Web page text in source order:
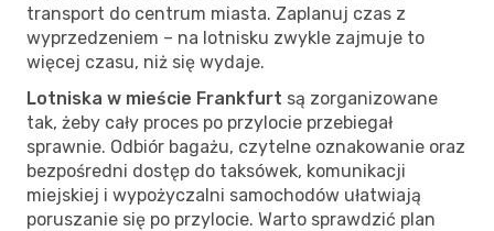
transport do centrum miasta. Zaplanuj czas z
wyprzedzeniem – na lotnisku zwykle zajmuje to
więcej czasu, niż się wydaje.
Lotniska w mieście Frankfurt są zorganizowane
tak, żeby cały proces po przylocie przebiegał
sprawnie. Odbiór bagażu, czytelne oznakowanie oraz
bezpośredni dostęp do taksówek, komunikacji
miejskiej i wypożyczalni samochodów ułatwiają
poruszanie się po przylocie. Warto sprawdzić plan